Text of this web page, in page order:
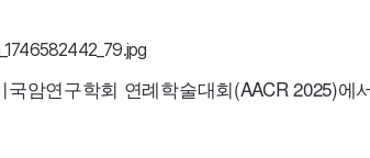
암연구학회 연례학술대회(AACR 2025)에